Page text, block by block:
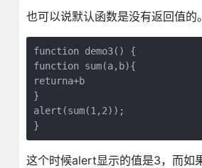
也可以说默认函数是没有返回值
function demo3() {
function sum(a,b){
returna+b
}
alert(sum(1,2));
}
这个时候alert显示的值是3，而如